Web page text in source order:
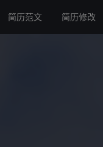
简历范文 简历修改